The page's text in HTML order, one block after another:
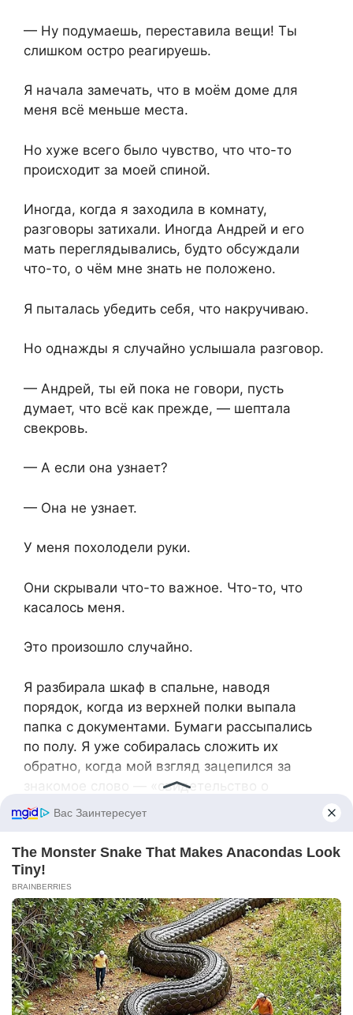
— Ну подумаешь, переставила вещи! Ты
слишком остро реагируешь.
Я начала замечать, что в моём доме для
меня всё меньше места.
Но хуже всего было чувство, что что-то
происходит за моей спиной.
Иногда, когда я заходила в комнату,
разговоры затихали. Иногда Андрей и его
мать переглядывались, будто обсуждали
что-то, о чём мне знать не положено.
Я пыталась убедить себя, что накручиваю.
Но однажды я случайно услышала разговор.
— Андрей, ты ей пока не говори, пусть
думает, что всё как прежде, — шептала
свекровь.
— А если она узнает?
— Она не узнает.
У меня похолодели руки.
Они скрывали что-то важное. Что-то, что
касалось меня.
Это произошло случайно.
Я разбирала шкаф в спальне, наводя
порядок, когда из верхней полки выпала
папка с документами. Бумаги рассыпались
по полу. Я уже собиралась сложить их
обратно, когда мой взгляд зацепился за
знакомое слово — «свидетельство о
собственности».
Я замерла.
Это был документ на квартиру. Та самая
квартира, в которой я прожила десять лет,
вкладывая в неё все свои силы, деньги и
душу.
Я ожидала увидеть там имя Андрея. Но нет.